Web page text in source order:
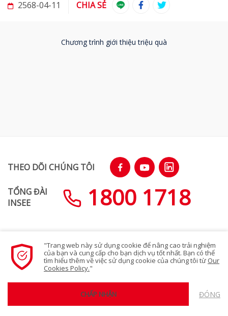
2568-04-11 CHIA SẺ
Chương trình giới thiệu triệu quà
THEO DÕI CHÚNG TÔI
TỔNG ĐÀI
INSEE
1800 1718
© 2023 Siam City Cement (Vietnam) Limited. All rights reserved.
Chính sách bảo mật quyền riêng tư
SƠ ĐỒ TRANG WEB
"Trang web này sử dụng cookie để nâng cao trải nghiệm
của bạn và cung cấp cho bạn dịch vụ tốt nhất. Bạn có thể
tìm hiểu thêm về việc sử dụng cookie của chúng tôi từ Our
Cookies Policy."
CHẤP NHẬN ĐÓNG